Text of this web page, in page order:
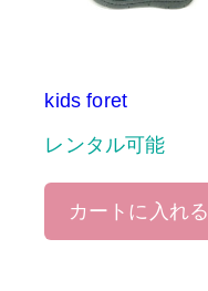
kids foret
レンタル可能
カートに入れる